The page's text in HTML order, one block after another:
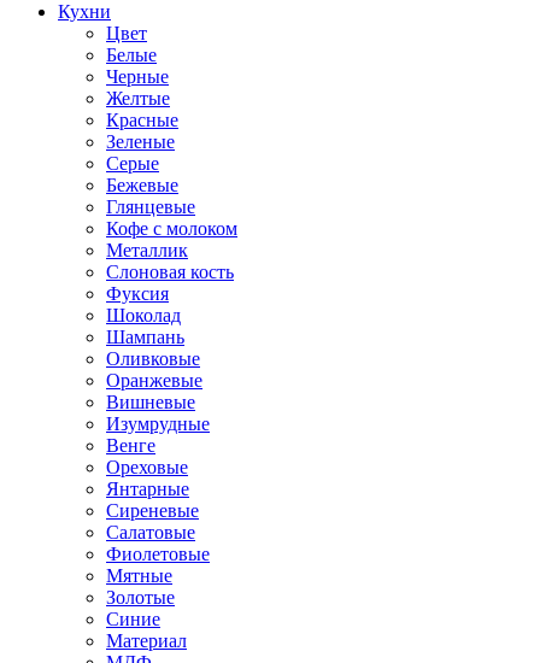
Кухни
Цвет
Белые
Черные
Желтые
Красные
Зеленые
Серые
Бежевые
Глянцевые
Кофе с молоком
Металлик
Слоновая кость
Фуксия
Шоколад
Шампань
Оливковые
Оранжевые
Вишневые
Изумрудные
Венге
Ореховые
Янтарные
Сиреневые
Салатовые
Фиолетовые
Мятные
Золотые
Синие
Материал